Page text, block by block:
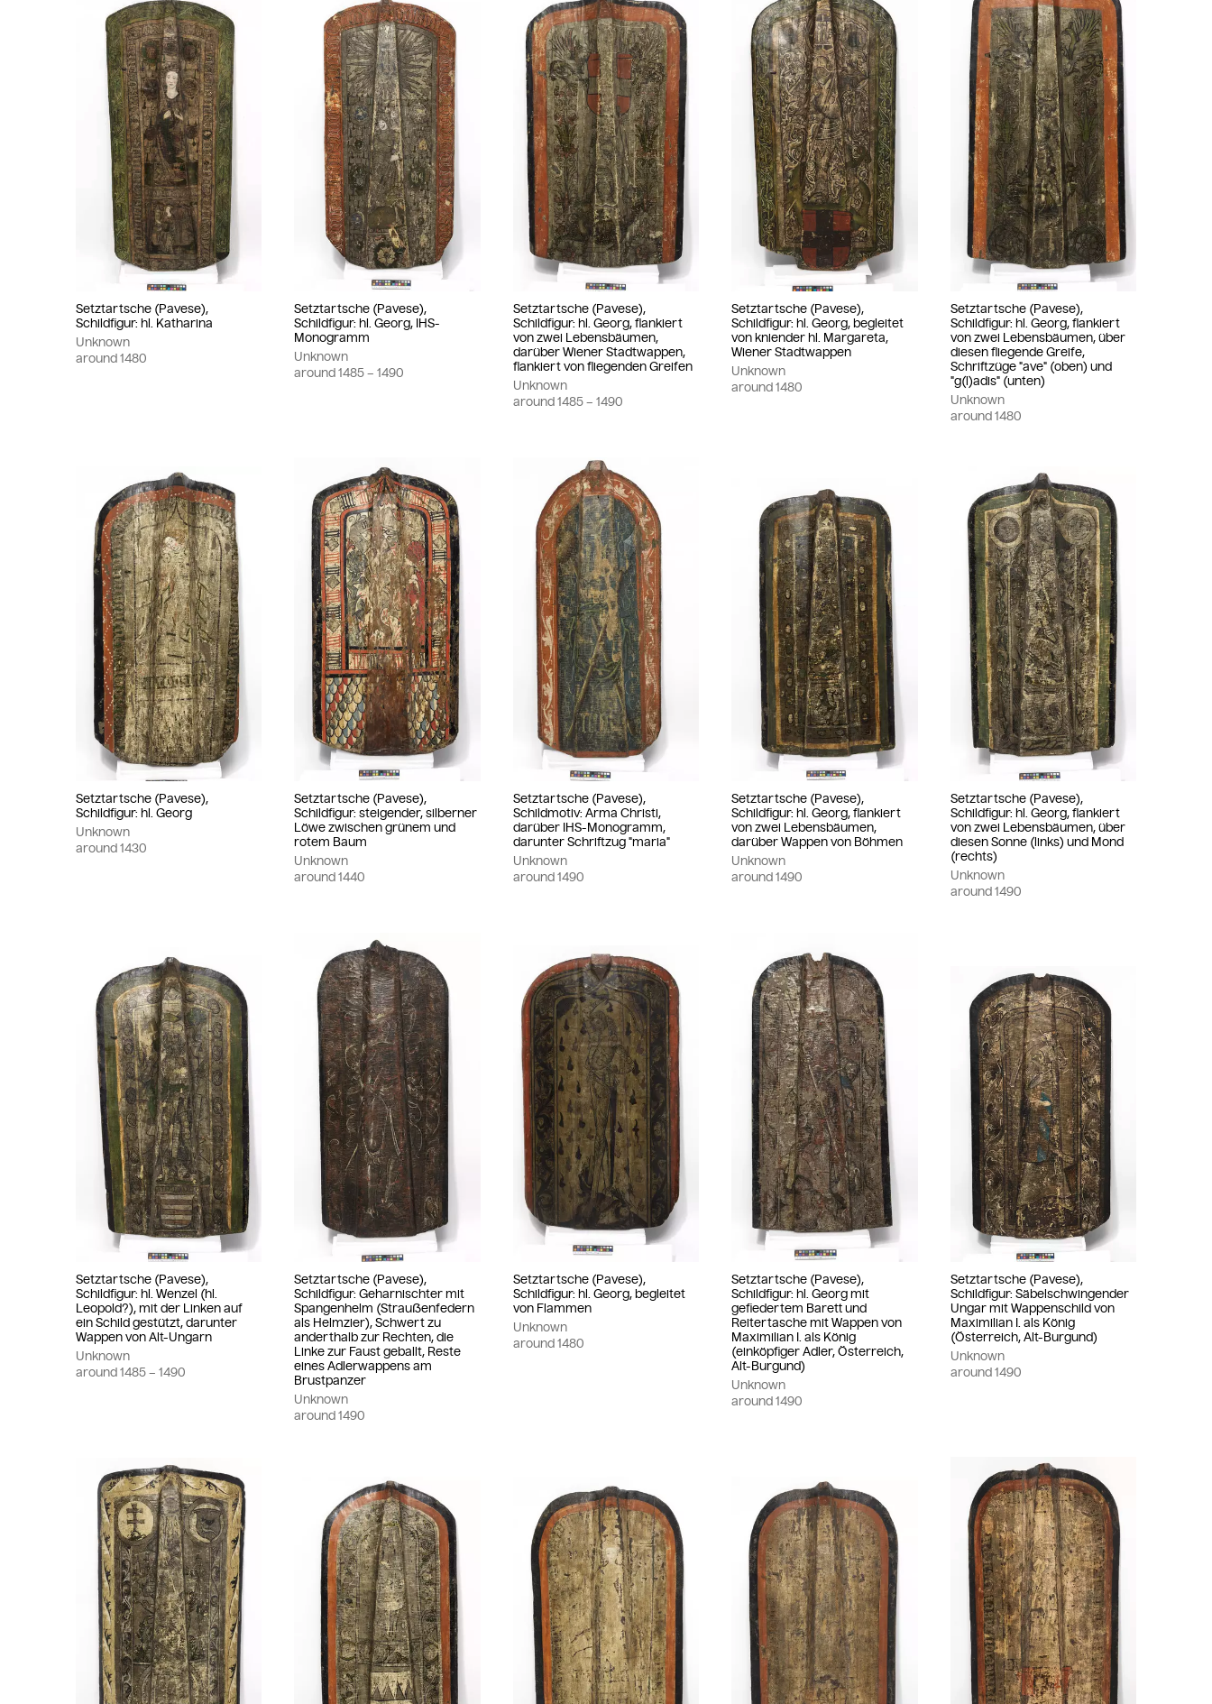
Setztartsche (Pavese),
Schildfigur: hl. Katharina
Unknown
around1480
Setztartsche (Pavese),
Schildfigur: hl. Georg, IHS-
Monogramm
Unknown
around1485– 1490
Setztartsche (Pavese),
Schildfigur: hl. Georg, flankiert
von zwei Lebensbäumen,
darüber Wiener Stadtwappen,
flankiert von fliegenden Greifen
Unknown
around1485– 1490
Setztartsche (Pavese),
Schildfigur: hl. Georg, begleitet
von kniender hl. Margareta,
Wiener Stadtwappen
Unknown
around1480
Setztartsche (Pavese),
Schildfigur: hl. Georg, flankiert
von zwei Lebensbäumen, über
diesen fliegende Greife,
Schriftzüge "ave" (oben) und
"g(l)adis" (unten)
Unknown
around1480
Setztartsche (Pavese),
Schildfigur: hl. Georg
Unknown
around1430
Setztartsche (Pavese),
Schildfigur: steigender, silberner
Löwe zwischen grünem und
rotem Baum
Unknown
around1440
Setztartsche (Pavese),
Schildmotiv: Arma Christi,
darüber IHS-Monogramm,
darunter Schriftzug "maria"
Unknown
around1490
Setztartsche (Pavese),
Schildfigur: hl. Georg, flankiert
von zwei Lebensbäumen,
darüber Wappen von Böhmen
Unknown
around1490
Setztartsche (Pavese),
Schildfigur: hl. Georg, flankiert
von zwei Lebensbäumen, über
diesen Sonne (links) und Mond
(rechts)
Unknown
around1490
Setztartsche (Pavese),
Schildfigur: hl. Wenzel (hl.
Leopold?), mit der Linken auf
ein Schild gestützt, darunter
Wappen von Alt-Ungarn
Unknown
around1485– 1490
Setztartsche (Pavese),
Schildfigur: Geharnischter mit
Spangenhelm (Straußenfedern
als Helmzier), Schwert zu
anderthalb zur Rechten, die
Linke zur Faust geballt, Reste
eines Adlerwappens am
Brustpanzer
Unknown
around1490
Setztartsche (Pavese),
Schildfigur: hl. Georg, begleitet
von Flammen
Unknown
around1480
Setztartsche (Pavese),
Schildfigur: hl. Georg mit
gefiedertem Barett und
Reitertasche mit Wappen von
Maximilian I. als König
(einköpfiger Adler, Österreich,
Alt-Burgund)
Unknown
around1490
Setztartsche (Pavese),
Schildfigur: Säbelschwingender
Ungar mit Wappenschild von
Maximilian I. als König
(Österreich, Alt-Burgund)
Unknown
around1490